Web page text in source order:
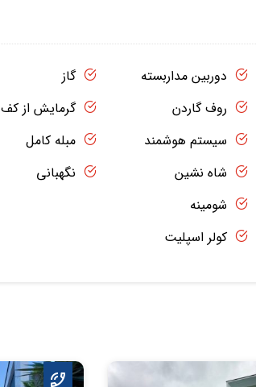
دوربین مداربسته
روف گاردن
سیستم هوشمند
شاه نشین
شومینه
کولر اسپلیت
گاز
گرمایش از کف
مبله کامل
نگهبانی